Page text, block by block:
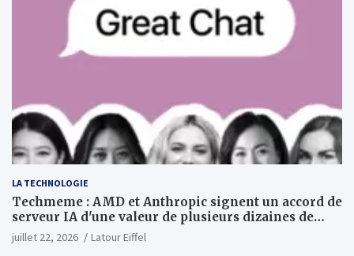
LA TECHNOLOGIE
Techmeme : AMD et Anthropic signent un accord de
serveur IA d'une valeur de plusieurs dizaines de
milliards ; Anthropic achètera jusqu'à 2 GW de puces
MI450 à partir du premier semestre 2027 et AMD
juillet 22, 2026 Latour Eiffel